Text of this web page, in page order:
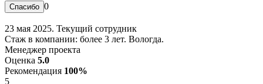
0
23 мая 2025. Текущий сотрудник
Стаж в компании: более 3 лет. Вологда.
Менеджер проекта
Оценка 5.0
Рекомендация 100%
5